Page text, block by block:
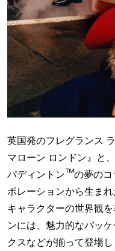
英国発のフレグランス
マローン ロンドン』と
パディントン™の夢のコ
ボレーションから生ま
キャラクターの世界観
ンには、魅力的なパッ
クスなどが揃って登場し